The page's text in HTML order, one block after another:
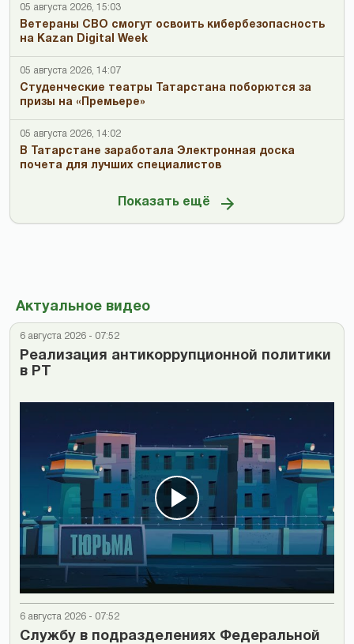
05 августа 2026, 15:03
Ветераны СВО смогут освоить кибербезопасность
на Kazan Digital Week
05 августа 2026, 14:07
Студенческие театры Татарстана поборются за
призы на «Премьере»
05 августа 2026, 14:02
В Татарстане заработала Электронная доска
почета для лучших специалистов
Показать ещё
Актуальное видео
6 августа 2026 - 07:52
Реализация антикоррупционной политики
в РТ
6 августа 2026 - 07:52
Cлужбу в подразделениях Федеральной